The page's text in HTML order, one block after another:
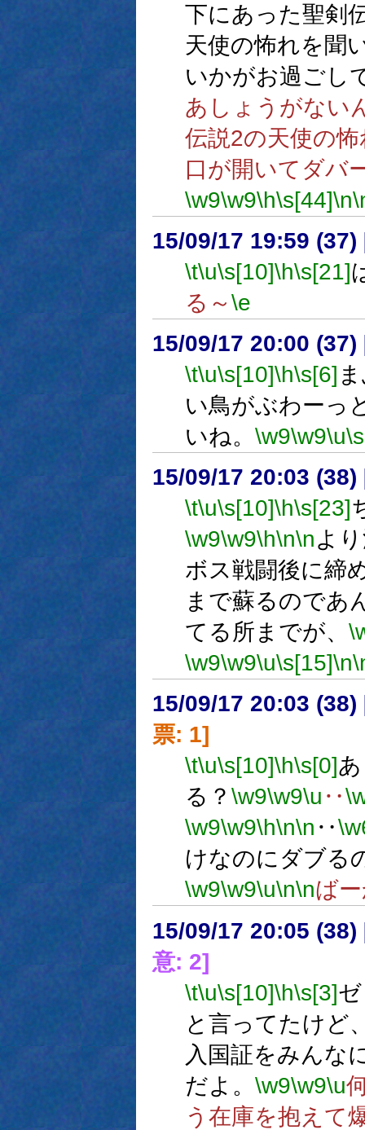
下にあった聖剣
天使の怖れを聞
いかがお過ごし
あしょうがない
伝説2の天使の
口が開いてダバ
\w9\w9\h\s[44]\n
15/09/17 19:59 (37)
\t\u\s[10]\h\s[21]
る～\e
15/09/17 20:00 (37)
\t\u\s[10]\h\s[6]
い鳥がぶわーっ
いね。 \w9\w9\u
15/09/17 20:03 (38)
\t\u\s[10]\h\s[23]
\w9\w9\h\n\nよ
ボス戦闘後に締
まで蘇るのであ
てる所までが、
\w9\w9\u\s[15]\n
15/09/17 20:03 (38)
票: 1]
\t\u\s[10]\h\s[0]
る？ \w9\w9\u ‥
\w9\w9\h\n\n ‥
けなのにダブる
\w9\w9\u\n\nば
15/09/17 20:05 (38)
意: 2]
\t\u\s[10]\h\s[3]
と言ってたけど
入国証をみんな
だよ。 \w9\w9\u
う在庫を抱えて